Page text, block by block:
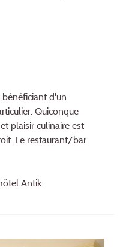
d'un
Quiconque
plaisir culinaire est
Le restaurant/bar
Antik